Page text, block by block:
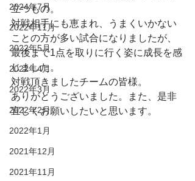
2024年7月
2022年11月
2022年5月
2022年4月
2022年3月
2022年2月
2022年1月
2021年12月
2021年11月
立つもの。
対戦相手にも恵まれ、うまくいかない
ことの方が多い試合になりましたが、
最後まで1点を取りに行く姿に成長を感
じました。
対戦頂きましたチームの皆様。
ありがとうございました。また、是非
宜しくお願いしたいと思います。